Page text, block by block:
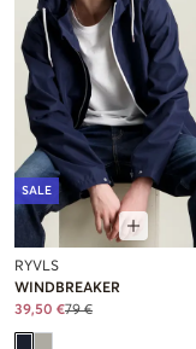
SALE
RYVLS
WINDBREAKER
39,50 €79 €